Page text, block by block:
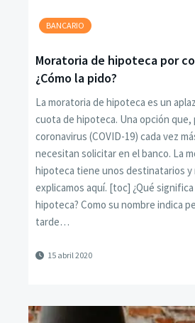
BANCARIO
Moratoria de hipoteca por
¿Cómo la pido?
La moratoria de hipoteca es un
cuota de hipoteca. Una opción que,
coronavirus (COVID-19) cada vez
necesitan solicitar en el banco. La
hipoteca tiene unos destinatarios
explicamos aquí. [toc] ¿Qué
hipoteca? Como su nombre indica
tarde…
15 abril 2020